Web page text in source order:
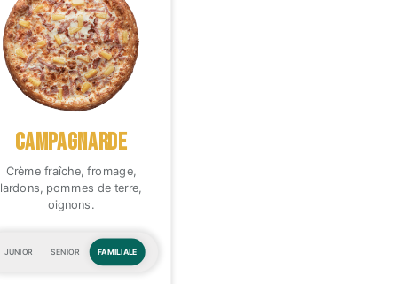
CAMPAGNARDE
Crème fraîche, fromage,
lardons, pommes de terre,
oignons.
JUNIOR SENIOR FAMILIALE